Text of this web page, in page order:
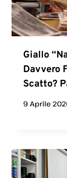
Giallo
Davvero
Scatto?
9 Aprile